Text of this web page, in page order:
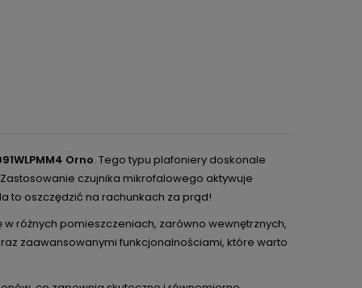
Orno. Tego typu plafoniery doskonale
czujnika mikrofalowego aktywuje
to oszczędzić na rachunkach za prąd!
w różnych pomieszczeniach, zarówno wewnętrznych,
zaawansowanymi funkcjonalnościami, które warto